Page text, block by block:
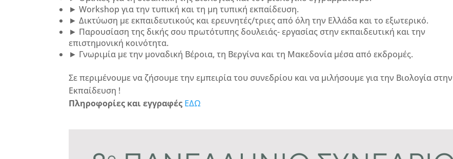
Workshop για την τυπική και τη μη τυπική εκπαίδευση.
Δικτύωση με εκπαιδευτικούς και ερευνητές/τριες από όλη την Ελλάδα και το εξωτερικό.
Παρουσίαση της δικής σου πρωτότυπης δουλειάς- εργασίας στην εκπαιδευτική και την
επιστημονική κοινότητα.
Γνωριμία με την μοναδική Βέροια, τη Βεργίνα και τη Μακεδονία μέσα από εκδρομές.
Σε περιμένουμε να ζήσουμε την εμπειρία του συνεδρίου και να μιλήσουμε για την Βιολογία στην
Εκπαίδευση !
Πληροφορίες και εγγραφές ΕΔΩ